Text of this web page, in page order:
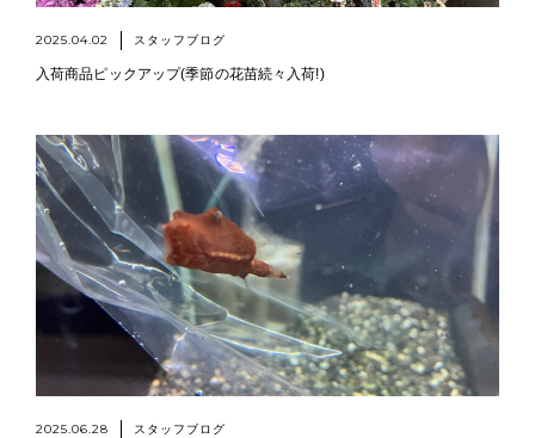
2025.04.02 スタッフブログ
入荷商品ピックアップ(季節の花苗続々入荷!)
2025.06.28 スタッフブログ